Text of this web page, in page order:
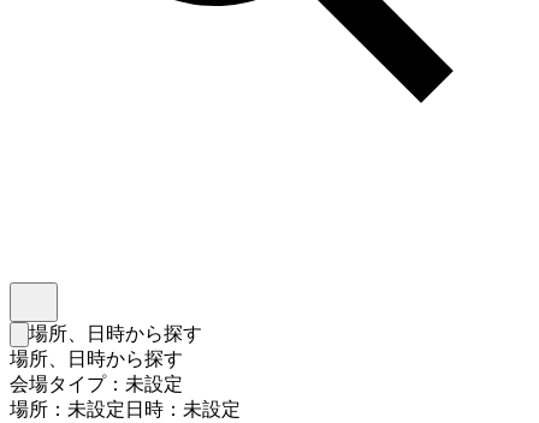
検索フォームを閉じる
場所、日時から探す
場所、日時から探す
会場タイプ：未設定
場所：未設定日時：未設定